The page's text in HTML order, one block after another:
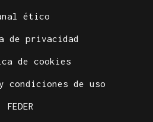
ético
de privacidad
de cookies
condiciones de uso
FEDER